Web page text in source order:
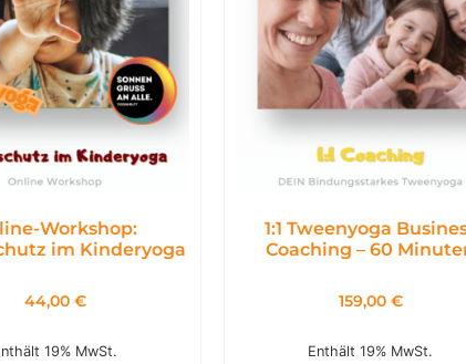
Workshop:
im Kinderyoga
44,00 €
19% MwSt.
1:1 Tweenyoga
Coaching – 60
159,00 €
Enthält 19% MwSt.